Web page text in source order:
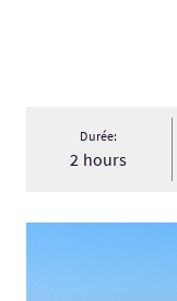
Durée:
2 hours